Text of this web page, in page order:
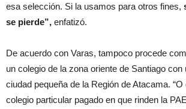
esa selección. Si la usamos para otros fines,
se pierde”, enfatizó.
De acuerdo con Varas, tampoco procede
un colegio de la zona oriente de Santiago con
ciudad pequeña de la Región de Atacama.
colegio particular pagado en que rinden la